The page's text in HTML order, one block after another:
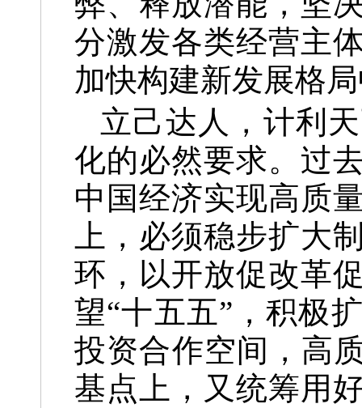
分激发各类经营主
加快构建新发展格
立己达人，计利
化的必然要求。过
中国经济实现高质
上，必须稳步扩大
环，以开放促改革
望“十五五”，积极
投资合作空间，高
基点上，又统筹用